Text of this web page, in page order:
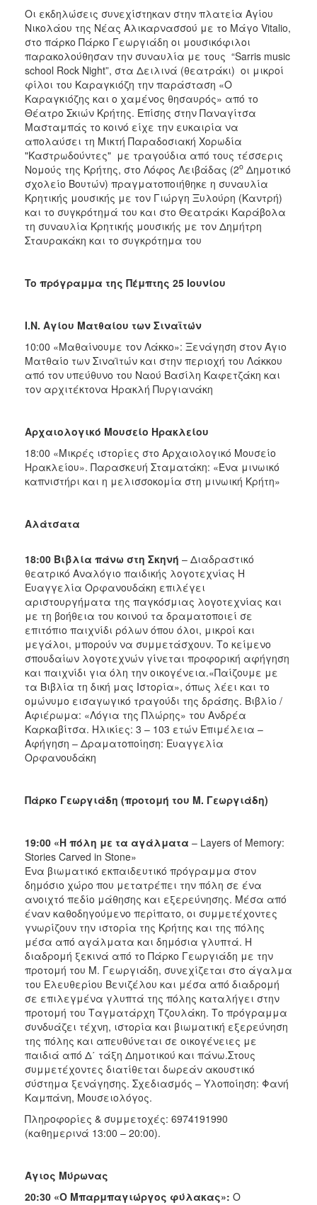
Οι εκδηλώσεις συνεχίστηκαν στην πλατεία Αγίου
Νικολάου της Νέας Αλικαρνασσού με το Μάγο Vitalio,
στο πάρκο Πάρκο Γεωργιάδη οι μουσικόφιλοι
παρακολούθησαν την συναυλία με τους “Sarris music
school Rock Night”, στα Δειλινά (θεατράκι) οι μικροί
φίλοι του Καραγκιόζη την παράσταση «Ο
Καραγκιόζης και ο χαμένος θησαυρός» από το
Θέατρο Σκιών Κρήτης. Επίσης στην Παναγίτσα
Μασταμπάς το κοινό είχε την ευκαιρία να
απολαύσει τη Μικτή Παραδοσιακή Χορωδία
"Καστρωδούντες" με τραγούδια από τους τέσσερις
Νομούς της Κρήτης, στο Λόφος Λειβάδας (2ο Δημοτικό
σχολείο Βουτών) πραγματοποιήθηκε η συναυλία
Κρητικής μουσικής με τον Γιώργη Ξυλούρη (Καντρή)
και το συγκρότημά του και στο Θεατράκι Καράβολα
τη συναυλία Κρητικής μουσικής με τον Δημήτρη
Σταυρακάκη και το συγκρότημα του
To πρόγραμμα της Πέμπτης 25 Ιουνίου
Ι.Ν. Αγίου Ματθαίου των Σιναϊτών
10:00 «Μαθαίνουμε τον Λάκκο»: Ξενάγηση στον Άγιο
Ματθαίο των Σιναϊτών και στην περιοχή του Λάκκου
από τον υπεύθυνο του Ναού Βασίλη Καφετζάκη και
τον αρχιτέκτονα Ηρακλή Πυργιανάκη
Αρχαιολογικό Μουσείο Ηρακλείου
18:00 «Μικρές ιστορίες στο Αρχαιολογικό Μουσείο
Ηρακλείου». Παρασκευή Σταματάκη: «Ένα μινωικό
καπνιστήρι και η μελισσοκομία στη μινωική Κρήτη»
Αλάτσατα
18:00 Βιβλία πάνω στη Σκηνή – Διαδραστικό
θεατρικό Αναλόγιο παιδικής λογοτεχνίας Η
Ευαγγελία Ορφανουδάκη επιλέγει
αριστουργήματα της παγκόσμιας λογοτεχνίας και
με τη βοήθεια του κοινού τα δραματοποιεί σε
επιτόπιο παιχνίδι ρόλων όπου όλοι, μικροί και
μεγάλοι, μπορούν να συμμετάσχουν. Το κείμενο
σπουδαίων λογοτεχνών γίνεται προφορική αφήγηση
και παιχνίδι για όλη την οικογένεια.«Παίζουμε με
τα Βιβλία τη δική μας Ιστορία», όπως λέει και το
ομώνυμο εισαγωγικό τραγούδι της δράσης. Βιβλίο /
Αφιέρωμα: «Λόγια της Πλώρης» του Ανδρέα
Καρκαβίτσα. Ηλικίες: 3 – 103 ετών Επιμέλεια –
Αφήγηση – Δραματοποίηση: Ευαγγελία
Ορφανουδάκη
Πάρκο Γεωργιάδη (προτομή του Μ. Γεωργιάδη)
19:00 «Η πόλη με τα αγάλματα – Layers of Memory:
Stories Carved in Stone»
Ένα βιωματικό εκπαιδευτικό πρόγραμμα στον
δημόσιο χώρο που μετατρέπει την πόλη σε ένα
ανοιχτό πεδίο μάθησης και εξερεύνησης. Μέσα από
έναν καθοδηγούμενο περίπατο, οι συμμετέχοντες
γνωρίζουν την ιστορία της Κρήτης και της πόλης
μέσα από αγάλματα και δημόσια γλυπτά. Η
διαδρομή ξεκινά από το Πάρκο Γεωργιάδη με την
προτομή του Μ. Γεωργιάδη, συνεχίζεται στο άγαλμα
του Ελευθερίου Βενιζέλου και μέσα από διαδρομή
σε επιλεγμένα γλυπτά της πόλης καταλήγει στην
προτομή του Ταγματάρχη Τζουλάκη. Το πρόγραμμα
συνδυάζει τέχνη, ιστορία και βιωματική εξερεύνηση
της πόλης και απευθύνεται σε οικογένειες με
παιδιά από Δ΄ τάξη Δημοτικού και πάνω.Στους
συμμετέχοντες διατίθεται δωρεάν ακουστικό
σύστημα ξενάγησης. Σχεδιασμός – Υλοποίηση: Φανή
Καμπάνη, Μουσειολόγος.
Πληροφορίες & συμμετοχές: 6974191990
(καθημερινά 13:00 – 20:00).
Άγιος Μύρωνας
20:30 «Ο Μπαρμπαγιώργος φύλακας»: Ο